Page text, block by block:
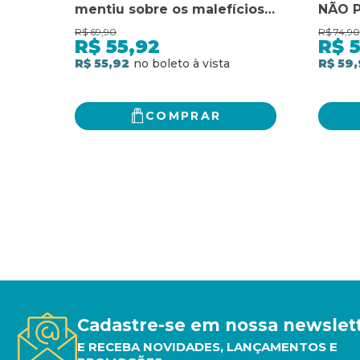
mentiu sobre os malefícios
da carne e descubra como
ela é boa para você e para o
planeta.
R$ 69,90
R$ 55,92
R$ 55,92
COMPRAR
NÃO
DE
A
R$ 74,90
R$
R$
Cadastre-se em nossa
E RECEBA NOVIDADES, LANÇAMENTOS E